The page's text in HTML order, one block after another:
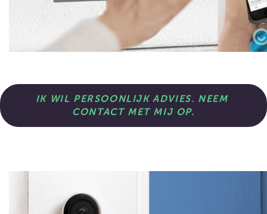
IK WIL PERSOONLIJK ADVIES. NEEM
CONTACT MET MIJ OP.